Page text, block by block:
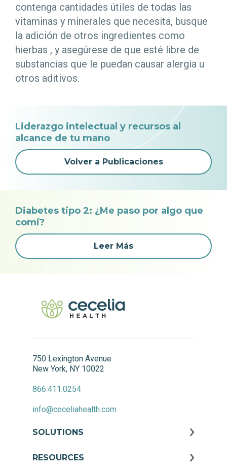
contenga cantidades útiles de todas las
vitaminas y minerales que necesita, busque
la adición de otros ingredientes como
hierbas , y asegúrese de que esté libre de
substancias que le puedan causar alergia u
otros aditivos.
Liderazgo intelectual y recursos al
alcance de tu mano
Volver a Publicaciones
Diabetes tipo 2: ¿Me paso por algo que
comí?
Leer Más
750 Lexington Avenue
New York, NY 10022
866.411.0254
info@ceceliahealth.com
SOLUTIONS
RESOURCES